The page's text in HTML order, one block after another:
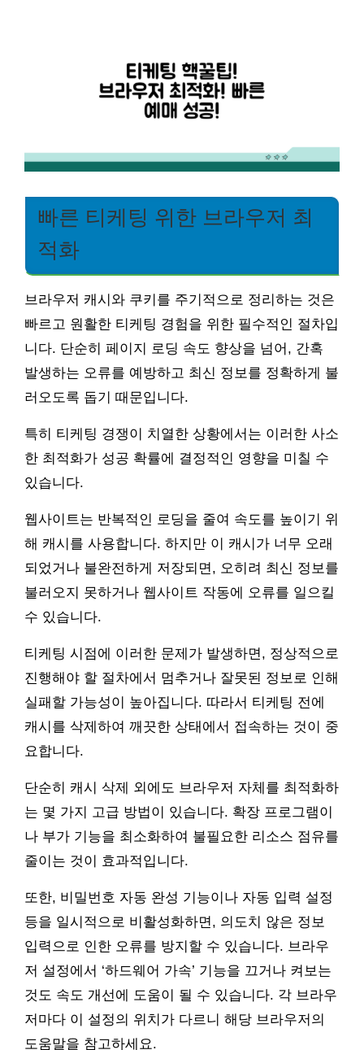
빠른 티케팅 위한 브라우저 최
적화
브라우저 캐시와 쿠키를 주기적으로 정리하는 것은
빠르고 원활한 티케팅 경험을 위한 필수적인 절차입
니다. 단순히 페이지 로딩 속도 향상을 넘어, 간혹
발생하는 오류를 예방하고 최신 정보를 정확하게 불
러오도록 돕기 때문입니다.
특히 티케팅 경쟁이 치열한 상황에서는 이러한 사소
한 최적화가 성공 확률에 결정적인 영향을 미칠 수
있습니다.
웹사이트는 반복적인 로딩을 줄여 속도를 높이기 위
해 캐시를 사용합니다. 하지만 이 캐시가 너무 오래
되었거나 불완전하게 저장되면, 오히려 최신 정보를
불러오지 못하거나 웹사이트 작동에 오류를 일으킬
수 있습니다.
티케팅 시점에 이러한 문제가 발생하면, 정상적으로
진행해야 할 절차에서 멈추거나 잘못된 정보로 인해
실패할 가능성이 높아집니다. 따라서 티케팅 전에
캐시를 삭제하여 깨끗한 상태에서 접속하는 것이 중
요합니다.
단순히 캐시 삭제 외에도 브라우저 자체를 최적화하
는 몇 가지 고급 방법이 있습니다. 확장 프로그램이
나 부가 기능을 최소화하여 불필요한 리소스 점유를
줄이는 것이 효과적입니다.
또한, 비밀번호 자동 완성 기능이나 자동 입력 설정
등을 일시적으로 비활성화하면, 의도치 않은 정보
입력으로 인한 오류를 방지할 수 있습니다. 브라우
저 설정에서 ‘하드웨어 가속’ 기능을 끄거나 켜보는
것도 속도 개선에 도움이 될 수 있습니다. 각 브라우
저마다 이 설정의 위치가 다르니 해당 브라우저의
도움말을 참고하세요.